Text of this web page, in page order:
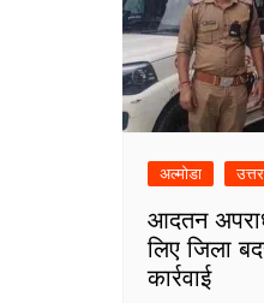
अल्मोडा
आदतन
लिए जिला
कार्रवाई